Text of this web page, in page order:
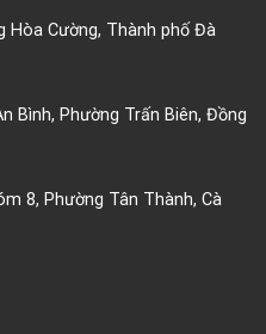
Hòa Cường, Thành phố Đà
Bình, Phường Trấn Biên, Đồng
8, Phường Tân Thành, Cà